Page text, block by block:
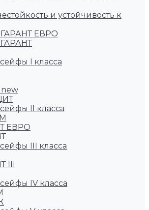
и устойчивость к
ГАРАНТ ЕВРО
ГАРАНТ
I класса
new
II класса
ЕВРО
III класса
III
IV класса